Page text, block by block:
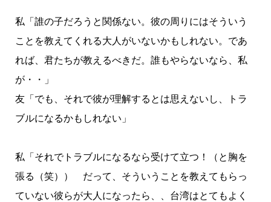
私「誰の子だろうと関係ない。彼の周りにはそういう
ことを教えてくれる大人がいないかもしれない。であ
れば、君たちが教えるべきだ。誰もやらないなら、私
が・・」
友「でも、それで彼が理解するとは思えないし、トラ
ブルになるかもしれない」
私「それでトラブルになるなら受けて立つ！（と胸を
張る（笑）） だって、そういうことを教えてもらっ
ていない彼らが大人になったら、、台湾はとてもよく